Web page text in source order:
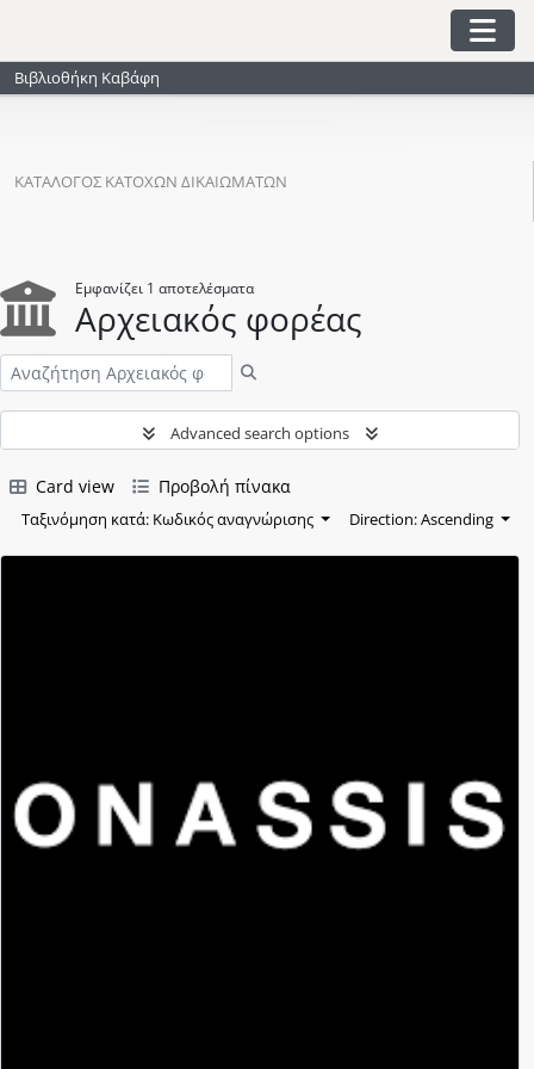
Βιβλιοθήκη Καβάφη
ΚΑΤΆΛΟΓΟΣ ΚΑΤΌΧΩΝ ΔΙΚΑΙΩΜΆΤΩΝ
Εμφανίζει 1 αποτελέσματα
Αρχειακός φορέας
Advanced search options
Card view Προβολή πίνακα
Ταξινόμηση κατά: Κωδικός αναγνώρισης Direction: Ascending